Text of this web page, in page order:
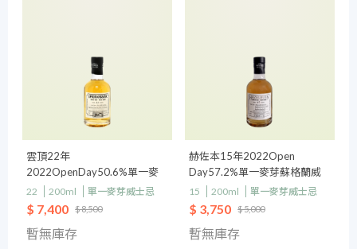
雲頂22年
2022OpenDay50.6%單一麥
芽蘇格蘭威士忌
22 200ml 單一麥芽威士忌
$ 7,400 $ 8,500
暫無庫存
赫佐本15年2022Open
Day57.2%單一麥芽蘇格蘭威
士忌
15 200ml 單一麥芽威士忌
$ 3,750 $ 5,000
暫無庫存